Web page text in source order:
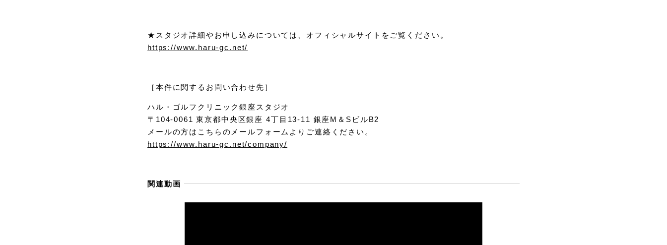
★スタジオ詳細やお申し込みについては、オフィシャルサイトをご覧ください。
https://www.haru-gc.net/
［本件に関するお問い合わせ先］
ハル・ゴルフクリニック銀座スタジオ
〒104-0061 東京都中央区銀座 4丁目13-11 銀座M＆SビルB2
メールの方はこちらのメールフォームよりご連絡ください。
https://www.haru-gc.net/company/
関連動画